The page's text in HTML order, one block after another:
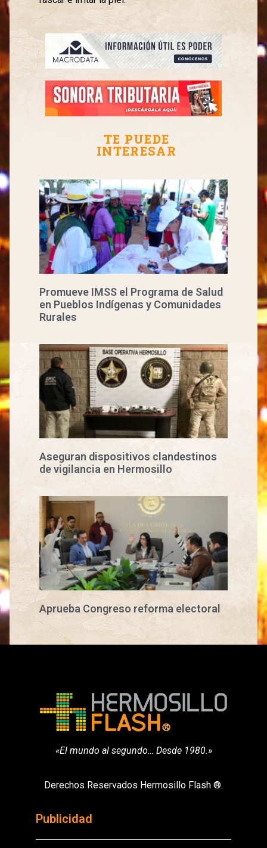
TE PUEDE
INTERESAR
Promueve IMSS el Programa de Salud
en Pueblos Indígenas y Comunidades
Rurales
Aseguran dispositivos clandestinos
de vigilancia en Hermosillo
Aprueba Congreso reforma electoral
«El mundo al segundo… Desde 1980.»
Derechos Reservados Hermosillo Flash ®.
Publicidad